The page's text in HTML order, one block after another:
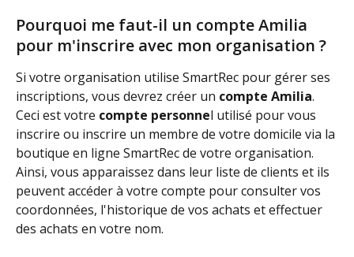
Pourquoi me faut-il un compte Amilia
pour m'inscrire avec mon organisation ?
Si votre organisation utilise SmartRec pour gérer ses
inscriptions, vous devrez créer un compte Amilia.
Ceci est votre compte personnel utilisé pour vous
inscrire ou inscrire un membre de votre domicile via la
boutique en ligne SmartRec de votre organisation.
Ainsi, vous apparaissez dans leur liste de clients et ils
peuvent accéder à votre compte pour consulter vos
coordonnées, l'historique de vos achats et effectuer
des achats en votre nom.